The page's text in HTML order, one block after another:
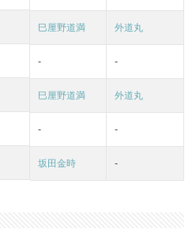
巳厘野道満 外道丸
- -
巳厘野道満 外道丸
- -
坂田金時 -